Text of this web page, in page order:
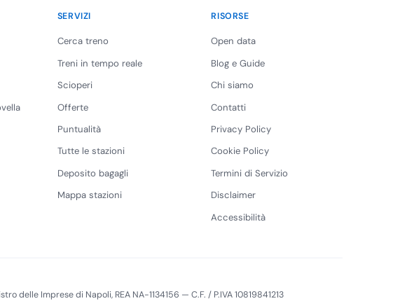
SERVIZI
Cerca treno
Treni in tempo reale
Scioperi
Offerte
Puntualità
Tutte le stazioni
Deposito bagagli
Mappa stazioni
RISORSE
Open data
Blog e Guide
Chi siamo
Contatti
Privacy Policy
Cookie Policy
Termini di Servizio
Disclaimer
Accessibilità
Imprese di Napoli, REA NA-1134156 — C.F. / P.IVA 10819841213